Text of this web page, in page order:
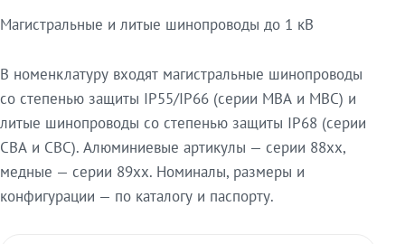
Магистральные и литые шинопроводы до 1 кВ
В номенклатуру входят магистральные шинопроводы
со степенью защиты IP55/IP66 (серии МВА и МВС) и
литые шинопроводы со степенью защиты IP68 (серии
СВА и СВС). Алюминиевые артикулы — серии 88xx,
медные — серии 89xx. Номиналы, размеры и
конфигурации — по каталогу и паспорту.